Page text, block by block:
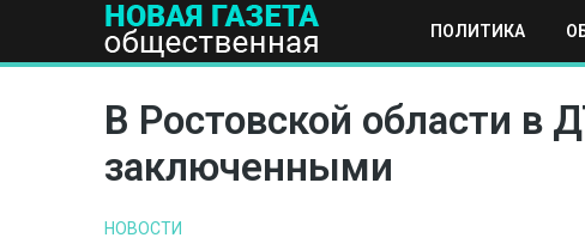
ПОЛИТИКА
ПОЛИТИКА ОБЩЕСТВО ЭКОНОМИКА НАУКА И
В Ростовской области в
заключенными
НОВОСТИ